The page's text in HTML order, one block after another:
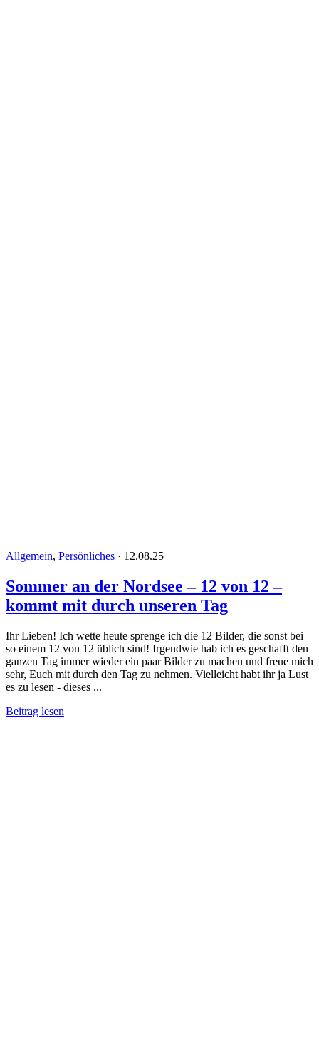
Allgemein, Persönliches · 12.08.25
Sommer an der Nordsee – 12 von 12 –
kommt mit durch unseren Tag
Ihr Lieben! Ich wette heute sprenge ich die 12 Bilder, die sonst bei
so einem 12 von 12 üblich sind! Irgendwie hab ich es geschafft den
ganzen Tag immer wieder ein paar Bilder zu machen und freue mich
sehr, Euch mit durch den Tag zu nehmen. Vielleicht habt ihr ja Lust
es zu lesen - dieses ...
Beitrag lesen